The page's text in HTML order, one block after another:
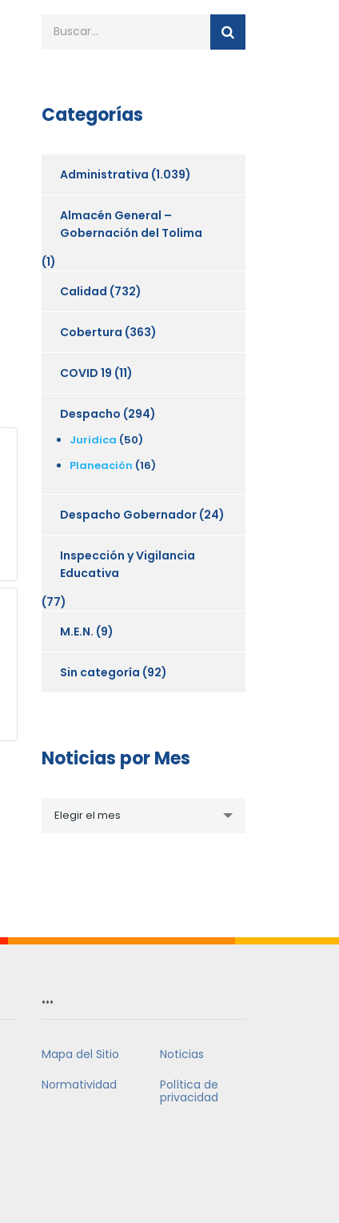
Categorías
Administrativa (1.039)
Almacén General –
Gobernación del Tolima
(1)
Calidad (732)
Cobertura (363)
COVID 19 (11)
Despacho (294)
Juridica (50)
Planeación (16)
Despacho Gobernador (24)
Inspección y Vigilancia
Educativa
(77)
M.E.N. (9)
Sin categoría (92)
Noticias por Mes
porElegir el mes
…
Mapa del Sitio
Noticias
Normatividad
Política de
privacidad